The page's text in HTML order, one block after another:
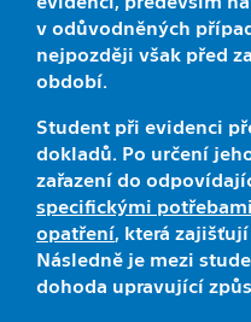
v odůvodněných
nejpozději však před
období.
Student při evidenci
dokladů. Po určení
zařazení do
specifickými potřebami
opatření, která
Následně je mezi
dohoda upravující